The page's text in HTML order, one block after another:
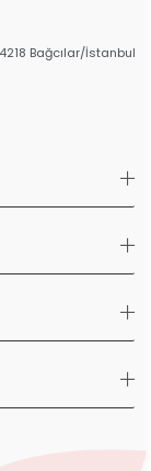
Bağcılar/İstanbul